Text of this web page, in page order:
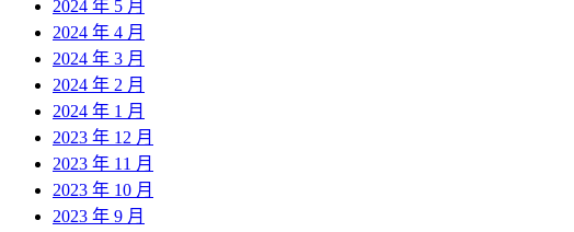
2024 年 5 月
2024 年 4 月
2024 年 3 月
2024 年 2 月
2024 年 1 月
2023 年 12 月
2023 年 11 月
2023 年 10 月
2023 年 9 月